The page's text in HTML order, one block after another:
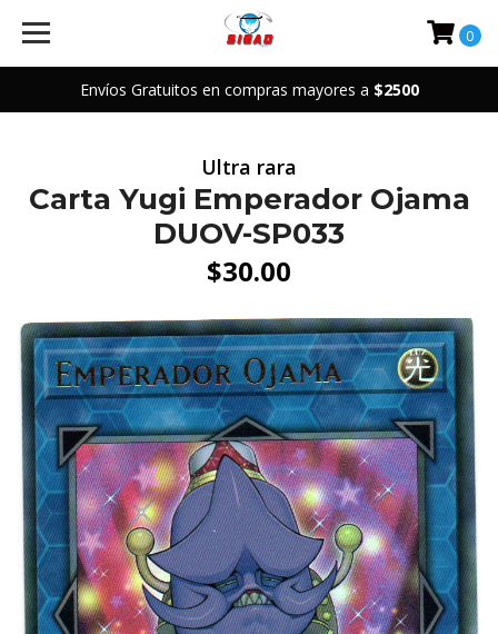
Envíos Gratuitos en compras mayores a $2500
0
Ultra rara
Carta Yugi Emperador Ojama
DUOV-SP033
$30.00